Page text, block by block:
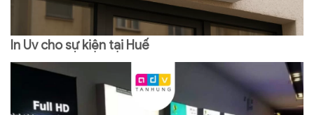
In Uv cho sự kiện tại Huế